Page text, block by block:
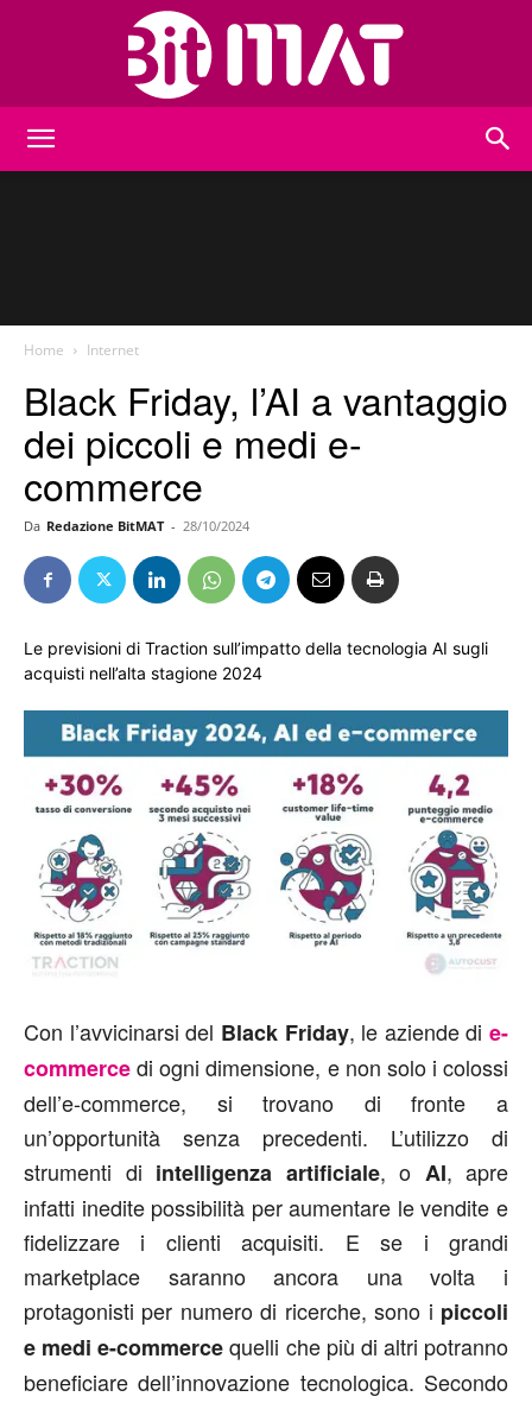
Home Internet
Black Friday, l’AI a vantaggio
dei piccoli e medi e-
commerce
Da Redazione BitMAT - 28/10/2024
Le previsioni di Traction sull’impatto della tecnologia AI sugli
acquisti nell’alta stagione 2024
Con l’avvicinarsi del Black Friday, le aziende di e-
commercedi ogni dimensione, e non solo i colossi
dell’e-commerce, si trovano di fronte a
un’opportunità senza precedenti. L’utilizzo di
strumenti di intelligenza artificiale, o AI, apre
infatti inedite possibilità per aumentare le vendite e
fidelizzare i clienti acquisiti. E se i grandi
marketplace saranno ancora una volta i
protagonisti per numero di ricerche, sono i piccoli
e medi e-commercequelli che più di altri potranno
beneficiare dell’innovazione tecnologica. Secondo